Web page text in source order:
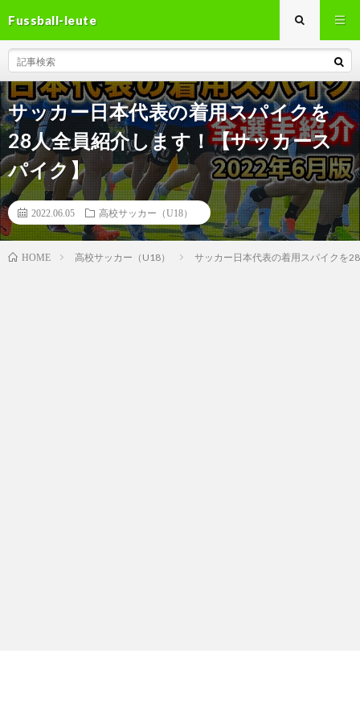
Fussball-leute
サッカー日本代表の着用スパイクを
28人全員紹介します！【サッカース
パイク】
2022.06.05 高校サッカー（U18）
HOME 高校サッカー（U18） サッカー日本代表の着用スパイクを